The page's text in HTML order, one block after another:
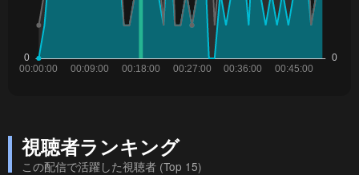
視聴者ランキング
この配信で活躍した視聴者 (Top 15)